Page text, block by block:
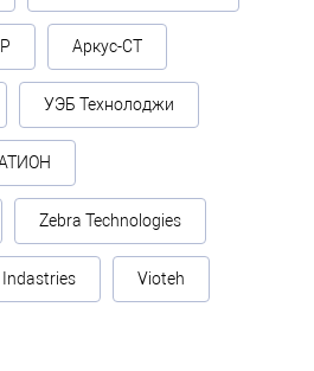
Аркус-СТ
УЭБ Технолоджи
Zebra Technologies
Indastries Vioteh